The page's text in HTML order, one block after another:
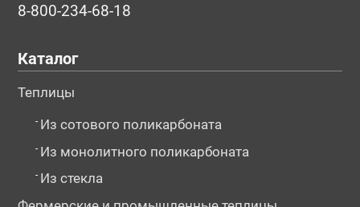
8-800-234-68-18
Каталог
Теплицы
- Из сотового поликарбоната
- Из монолитного поликарбоната
- Из стекла